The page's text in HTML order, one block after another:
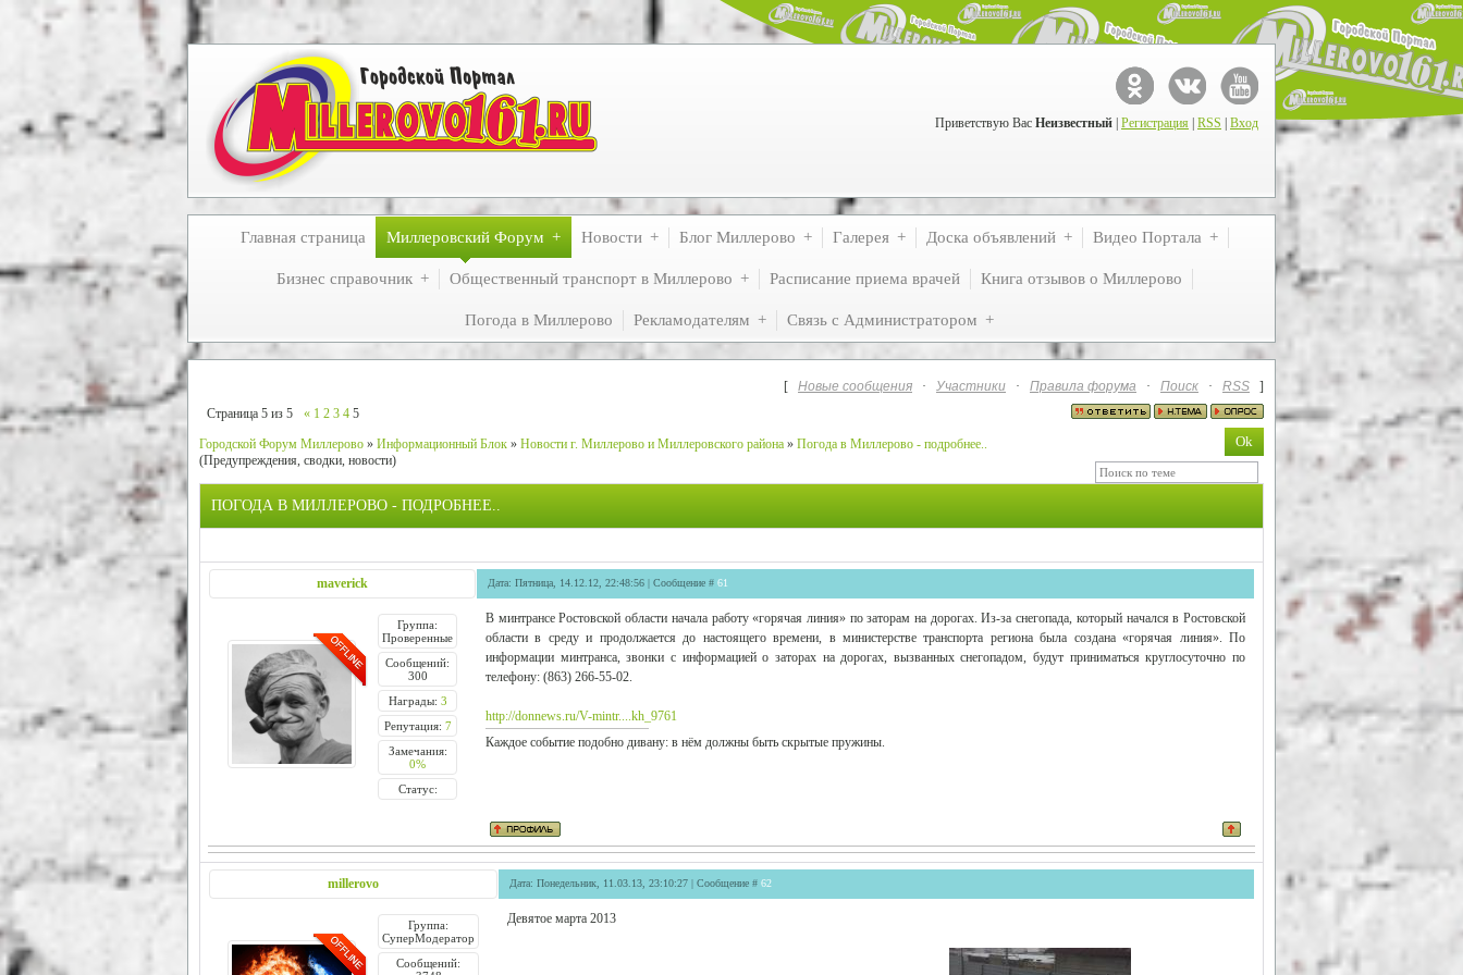
Приветствую Вас Неизвестный Регистрация RSS Вход
Главная страница Миллеровский Форум Новости Блог Миллерово Галерея Доска объявлений Видео Портала
Бизнес справочник Общественный транспорт в Миллерово Расписание приема врачей Книга отзывов о Миллерово
Погода в Миллерово Рекламодателям Связь с Администратором
[ Новые сообщения · Участники · Правила форума · Поиск · RSS
]
Страница 5 из 5 « 1 2 3 4 5
Городской Форум Миллерово » Информационный Блок » Новости г. Миллерово и Миллеровского района » Погода в Миллерово - подробнее..
(Предупреждения, сводки, новости)
ПОГОДА В МИЛЛЕРОВО - ПОДРОБНЕЕ..
maverick Дата: Пятница, 14.12.12, 22:48:56 | Сообщение # 61
Группа:
Проверенные
Сообщений:
300
Награды: 3
Репутация: 7
Замечания:
0%
Статус:
В минтрансе Ростовской области начала работу «горячая линия» по заторам на дорогах. Из-за снегопада, который начался в Ростовской
области в среду и продолжается до настоящего времени, в министерстве транспорта региона была создана «горячая линия». По
информации минтранса, звонки с информацией о заторах на дорогах, вызванных снегопадом, будут приниматься круглосуточно по
телефону: (863) 266-55-02.
http://donnews.ru/V-mintr....kh_9761
Каждое событие подобно дивану: в нём должны быть скрытые пружины.
millerovo Дата: Понедельник, 11.03.13, 23:10:27 | Сообщение # 62
Группа:
СуперМодератор
Сообщений:
Девятое марта 2013